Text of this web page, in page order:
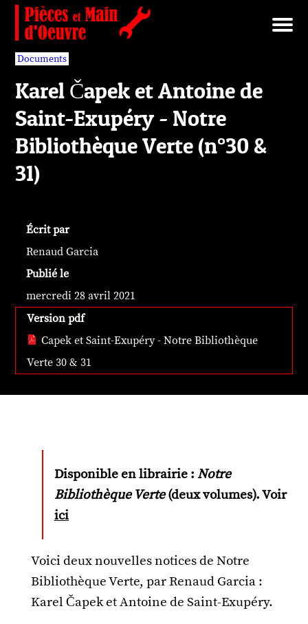
Brut/Archives
Faits divers
Nécrotechnologies
Documents
Librairie/Service Compris
Pièces détachées
Documents
Karel Čapek et Antoine de
Saint-Exupéry - Notre
Bibliothèque Verte (n°30 &
31)
Écrit par
Renaud Garcia
Publié le
mercredi 28 avril 2021
Version pdf
Capek et Saint-Exupéry - Notre Bibliothèque
Verte 30 & 31
Disponible en librairie :Notre
Bibliothèque Verte(deux volumes). Voir
ici
Voici deux nouvelles notices de Notre
Bibliothèque Verte, par Renaud Garcia :
Karel Čapek et Antoine de Saint-Exupéry.